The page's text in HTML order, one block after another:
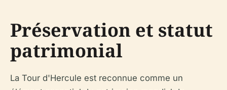
Préservation et statut
patrimonial
La Tour d'Hercule est reconnue comme un